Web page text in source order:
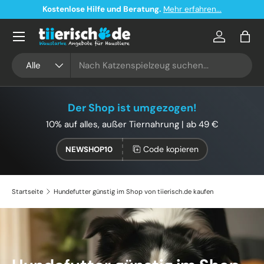
Direkt zum Inhalt
Kostenloser Versand ab 49€ in Deutschland
Alle
Konto
Der Shop ist umgezogen!
10% auf alles, außer Tiernahrung | ab 49 €
NEWSHOP10 Code kopieren
Startseite Hundefutter günstig im Shop von tiierisch.de kaufen